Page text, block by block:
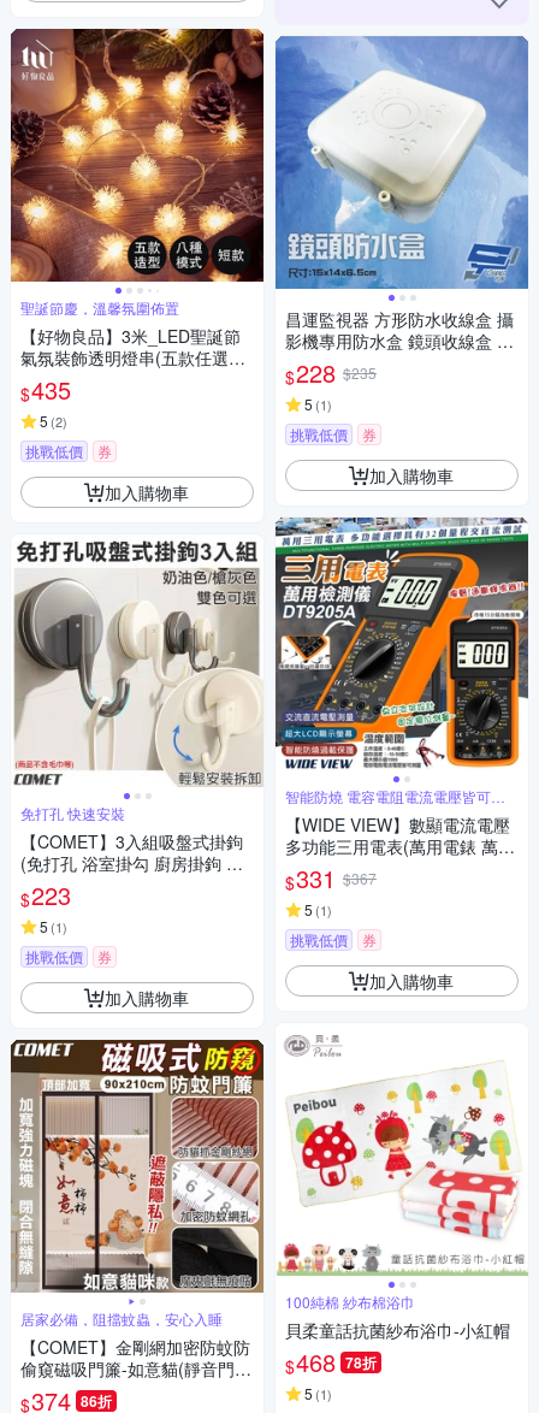
聖誕節慶，溫馨氛圍佈置
【好物良品】3米_LED聖誕節
氣氛裝飾透明燈串(五款任選｜
聖誕燈 串燈 裝飾燈 佈置燈)
$435
5 (2)
挑戰低價 券
加入購物車
免打孔 快速安裝
【COMET】3入組吸盤式掛鉤
(免打孔 浴室掛勾 廚房掛鉤 衣
服掛勾 帽子掛鈎 無痕掛勾/5A2
3)
$223
5 (1)
挑戰低價 券
加入購物車
居家必備，阻擋蚊蟲，安心入睡
【COMET】金剛網加密防蚊防
偷窺磁吸門簾-如意貓(靜音門簾
免打孔門簾 防蚊門簾 磁釦門簾
$374 86折
昌運監視器 方形防水收線盒 攝
影機專用防水盒 鏡頭收線盒 戶
外防水盒 監控電源收線盒 方形
防水盒
$228 $235
5 (1)
挑戰低價 券
加入購物車
智能防燒 電容電阻電流電壓皆可測
量
【WIDE VIEW】數顯電流電壓
多功能三用電表(萬用電錶 萬能
電表 電壓表 電壓測量 電容表/D
T9205A)
$331 $367
5 (1)
挑戰低價 券
加入購物車
100純棉 紗布棉浴巾
貝柔童話抗菌紗布浴巾-小紅帽
$468 78折
5 (1)